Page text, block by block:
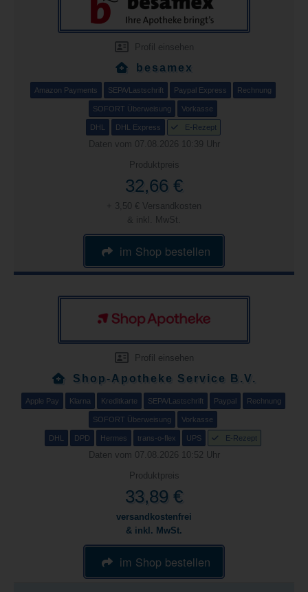
Profil einsehen
besamex
Amazon Payments SEPA/Lastschrift Paypal Express Rechnung
SOFORT Überweisung Vorkasse
DHL DHL Express E-Rezept
Daten vom 07.08.2026 10:39 Uhr
Produktpreis
32,66 €
+ 3,50 € Versandkosten
& inkl. MwSt.
im Shop bestellen
Profil einsehen
Shop-Apotheke Service B.V.
Apple Pay Klarna Kreditkarte SEPA/Lastschrift Paypal Rechnung
SOFORT Überweisung Vorkasse
DHL DPD Hermes trans-o-flex UPS E-Rezept
Daten vom 07.08.2026 10:52 Uhr
Produktpreis
33,89 €
versandkostenfrei
& inkl. MwSt.
im Shop bestellen